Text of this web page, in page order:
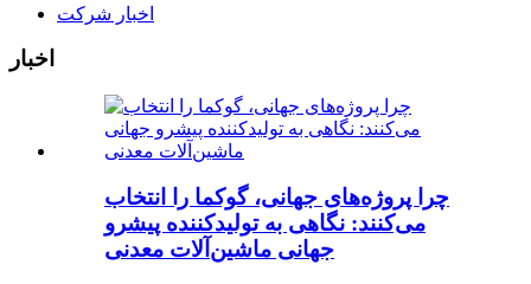
اخبار شرکت
اخبار
چرا پروژه‌های جهانی، گوکما را انتخاب
می‌کنند: نگاهی به تولیدکننده پیشرو
جهانی ماشین‌آلات معدنی